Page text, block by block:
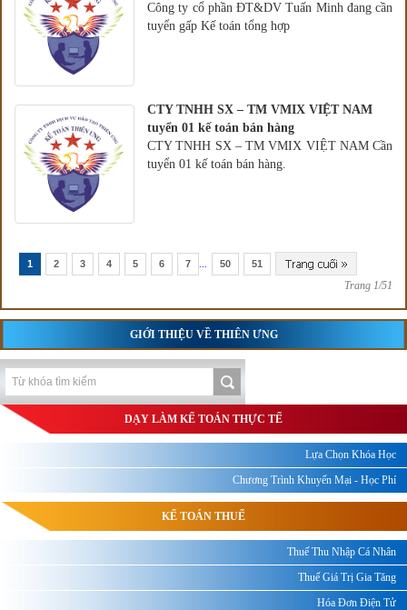
Công ty cổ phần ĐT&DV Tuấn Minh đang cần
tuyển gấp Kế toán tổng hợp
CTY TNHH SX – TM VMIX VIỆT NAM
tuyển 01 kế toán bán hàng
CTY TNHH SX – TM VMIX VIỆT NAM Cần
tuyển 01 kế toán bán hàng.
1 2 3 4 5 6 7 50 51
Trang 1/51
GIỚI THIỆU VỀ THIÊN ƯNG
DẠY LÀM KẾ TOÁN THỰC TẾ
Lựa Chọn Khóa Học
Chương Trình Khuyến Mại - Học Phí
KẾ TOÁN THUẾ
Thuế Thu Nhập Cá Nhân
Thuế Giá Trị Gia Tăng
Hóa Đơn Điện Tử